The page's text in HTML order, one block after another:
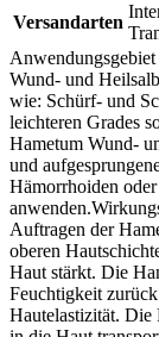
Versandarten
Wund- und
wie: Schürf- und
leichteren Grades
Hametum Wund-
und
Hämorrhoiden
Auftragen der
oberen
Haut stärkt. Die
Feuchtigkeit
Hautelastizität. Die